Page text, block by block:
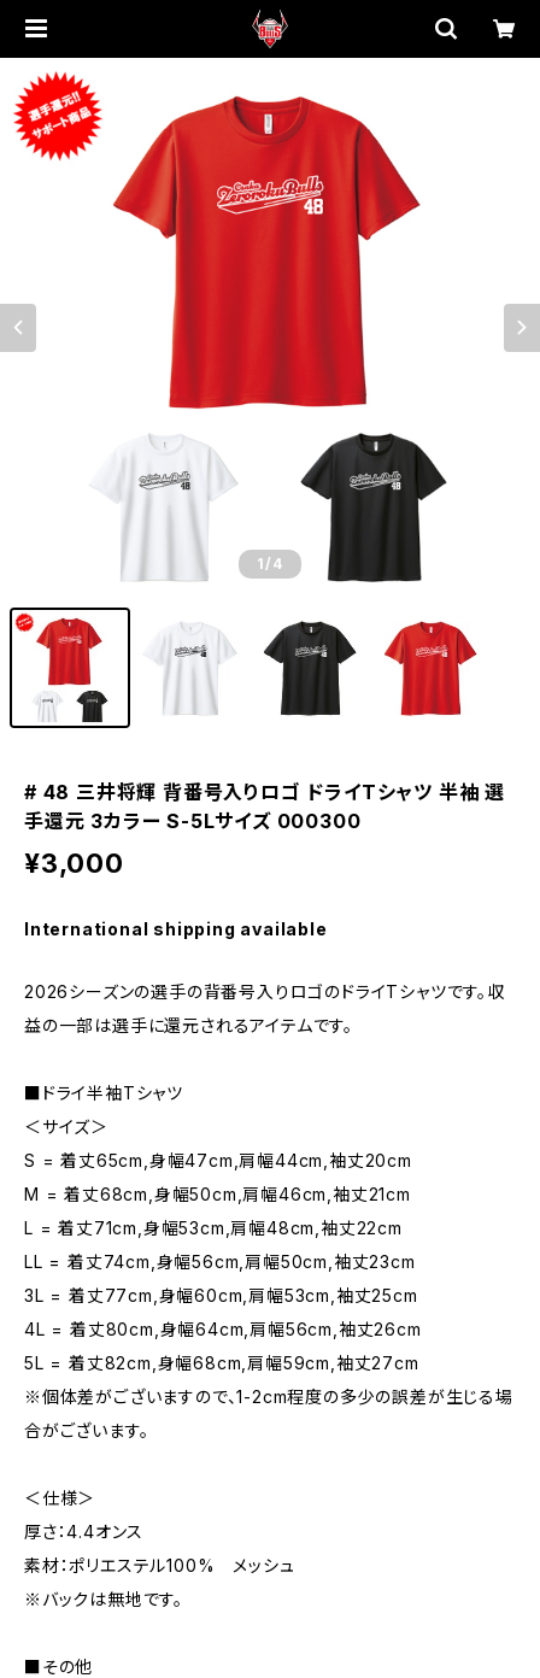
1 /4
# 48 三井将輝 背番号入りロゴ ドライTシャツ 半袖 選
手還元 3カラー S-5Lサイズ 000300
¥3,000
International shipping available
2026シーズンの選手の背番号入りロゴのドライTシャツです。収
益の一部は選手に還元されるアイテムです。
■ドライ半袖Tシャツ
＜サイズ＞
S = 着丈65cm,身幅47cm,肩幅44cm,袖丈20cm
M = 着丈68cm,身幅50cm,肩幅46cm,袖丈21cm
L = 着丈71cm,身幅53cm,肩幅48cm,袖丈22cm
LL = 着丈74cm,身幅56cm,肩幅50cm,袖丈23cm
3L = 着丈77cm,身幅60cm,肩幅53cm,袖丈25cm
4L = 着丈80cm,身幅64cm,肩幅56cm,袖丈26cm
5L = 着丈82cm,身幅68cm,肩幅59cm,袖丈27cm
※個体差がございますので、1-2cm程度の多少の誤差が生じる場
合がございます。
＜仕様＞
厚さ：4.4オンス
素材：ポリエステル100% メッシュ
※バックは無地です。
■その他